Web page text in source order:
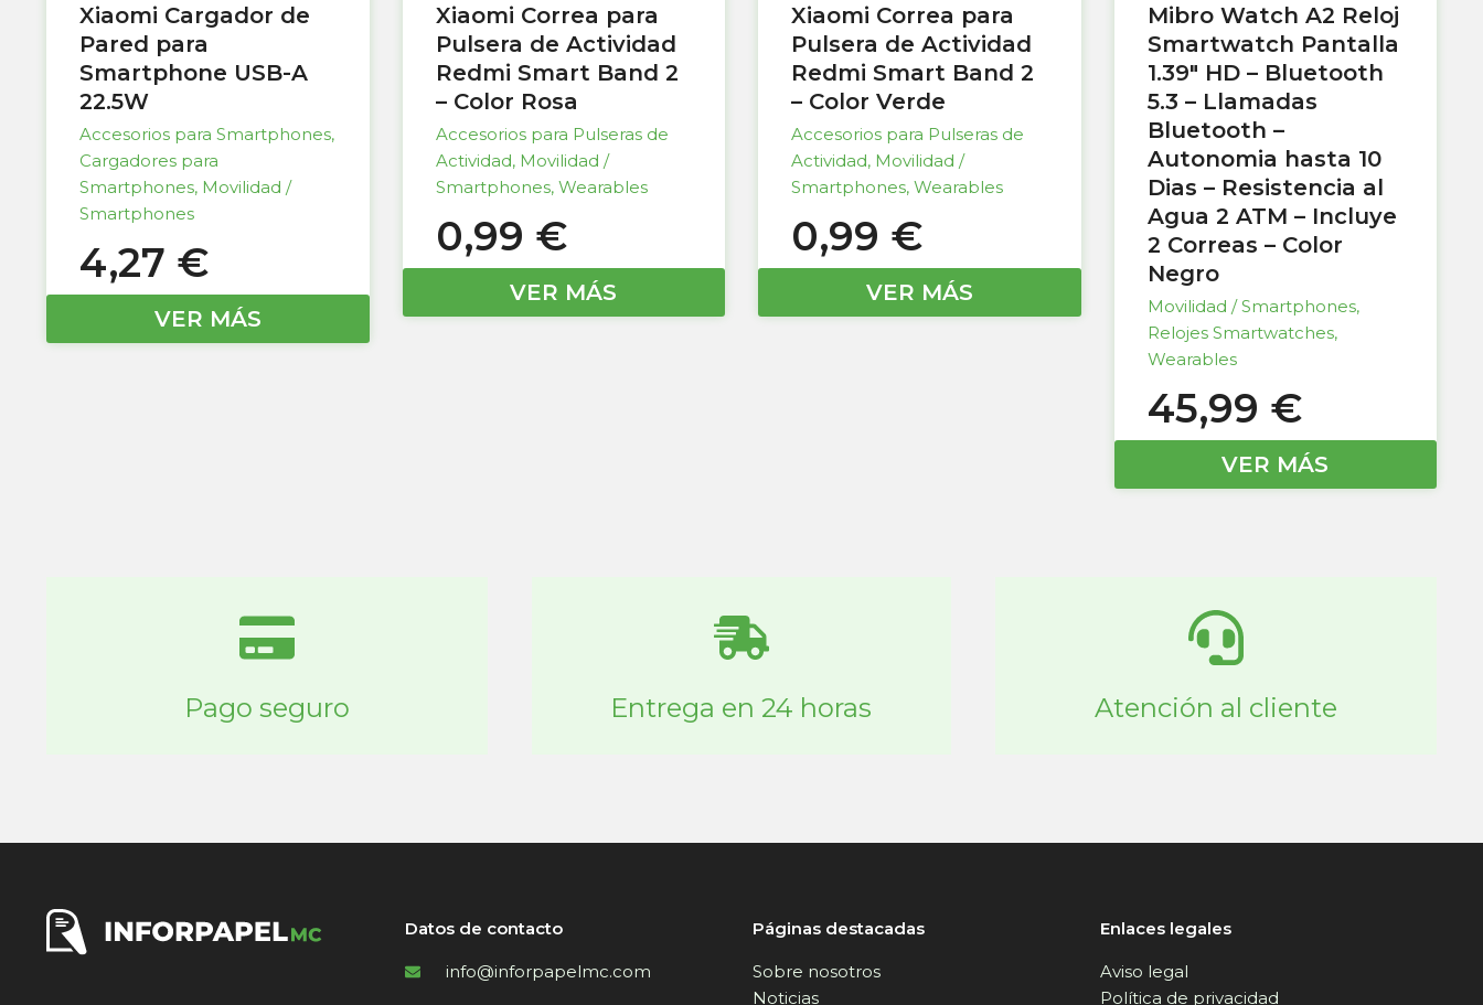
Xiaomi Cargador de
Pared para
Smartphone USB-A
22.5W
Accesorios para Smartphones,
Cargadores para
Smartphones, Movilidad /
Smartphones
4,27 €
VER MÁS
Xiaomi Correa para
Pulsera de Actividad
Redmi Smart Band 2
– Color Rosa
Accesorios para Pulseras de
Actividad, Movilidad /
Smartphones, Wearables
0,99 €
VER MÁS
Xiaomi Correa para
Pulsera de Actividad
Redmi Smart Band 2
– Color Verde
Accesorios para Pulseras de
Actividad, Movilidad /
Smartphones, Wearables
0,99 €
VER MÁS
Mibro Watch A2 Reloj
Smartwatch Pantalla
1.39″ HD – Bluetooth
5.3 – Llamadas
Bluetooth –
Autonomia hasta 10
Dias – Resistencia al
Agua 2 ATM – Incluye
2 Correas – Color
Negro
Movilidad / Smartphones,
Relojes Smartwatches,
Wearables
45,99 €
VER MÁS
Pago seguro Entrega en 24 horas Atención al cliente
Datos de contacto
info@inforpapelmc.com
Páginas destacadas
Sobre nosotros
Noticias
Enlaces legales
Aviso legal
Política de privacidad